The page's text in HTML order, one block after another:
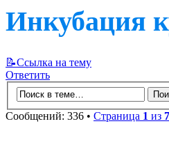
Инкубация
📝Ссылка на тему
Ответить
Сообщений: 336 • Страница 1 из 7